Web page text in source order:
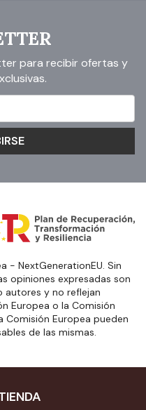
para recibir ofertas y
- NextGenerationEU. Sin
opiniones expresadas son
autores y no reflejan
Europea o la Comisión
Comisión Europea pueden
de las mismas.